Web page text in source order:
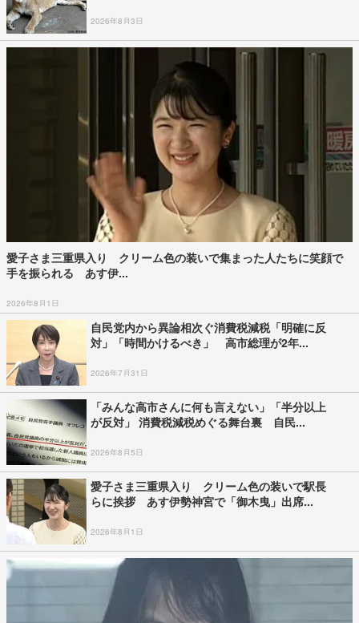
2026年8月3日
愛子さま三重県入り クリーム色の装いで集まった人たちに笑顔で
手を振られる あす伊...
2026年8月1日
自民党内から異論相次ぐ消費税減税「明確に反
対」「時間かけるべき」 高市総理が2年...
2026年7月31日
「みんな高市さんに何も言えない」「半分以上
が反対」 消費税減税めぐる舞台裏 自民...
2026年8月5日
愛子さま三重県入り クリーム色の装いで駅長
らに挨拶 あす伊勢神宮で「御木曳」出席...
2026年8月1日